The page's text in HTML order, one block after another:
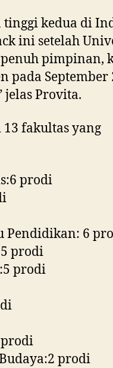
kedua di
ini setelah
pimpinan,
pada September
jelas Provita.
fakultas yang
prodi
Pendidikan: 6
prodi
prodi
prodi
prodi